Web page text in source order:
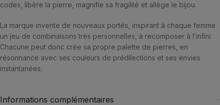
codes, libère la pierre, magnifie sa fragilité et allège le bijou.
La marque invente de nouveaux portés, inspirant à chaque femme
un jeu de combinaisons très personnelles, à recomposer à l’infini.
Chacune peut donc crée sa propre palette de pierres, en
résonnance avec ses couleurs de prédilections et ses envies
instantanées.
Informations complémentaires